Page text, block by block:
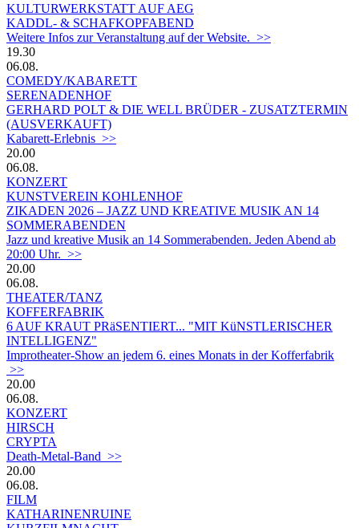
KULTURWERKSTATT AUF AEG
KADDL- & SCHAFKOPFABEND
Weitere Infos zur Veranstaltung auf der Website. >>
19.30
06.08.
COMEDY/KABARETT
SERENADENHOF
GERHARD POLT & DIE WELL BRÜDER - ZUSATZTERMIN
(AUSVERKAUFT)
Kabarett-Erlebnis >>
20.00
06.08.
KONZERT
KUNSTVEREIN KOHLENHOF
ZIKADEN 2026 – JAZZ UND KREATIVE MUSIK AN 14
SOMMERABENDEN
Jazz und kreative Musik an 14 Sommerabenden. Jeden Abend ab
20:00 Uhr. >>
20.00
06.08.
THEATER/TANZ
KOFFERFABRIK
6 AUF KRAUT PRäSENTIERT... "MIT KüNSTLERISCHER
INTELLIGENZ"
Improtheater-Show an jedem 6. eines Monats in der Kofferfabrik
>>
20.00
06.08.
KONZERT
HIRSCH
CRYPTA
Death-Metal-Band >>
20.00
06.08.
FILM
KATHARINENRUINE